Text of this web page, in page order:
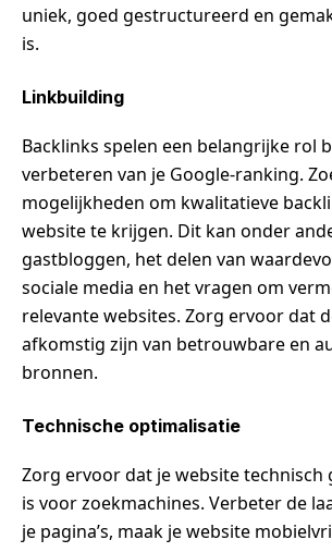
uniek, goed gestructureerd en
is.
Linkbuilding
Backlinks spelen een belangrijke rol
verbeteren van je Google-ranking.
mogelijkheden om kwalitatieve
website te krijgen. Dit kan onder
gastbloggen, het delen van
sociale media en het vragen om
relevante websites. Zorg ervoor dat
afkomstig zijn van betrouwbare en
bronnen.
Technische optimalisatie
Zorg ervoor dat je website technisch
is voor zoekmachines. Verbeter de
je pagina’s, maak je website